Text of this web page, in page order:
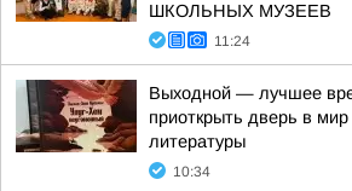
ШКОЛЬНЫХ МУЗЕЕВ
11:24
Выходной — лучшее
приоткрыть дверь в
литературы
10:34